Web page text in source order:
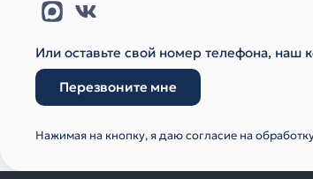
Или оставьте свой номер телефона, наш
Перезвоните мне
Нажимая на кнопку, я даю согласие на